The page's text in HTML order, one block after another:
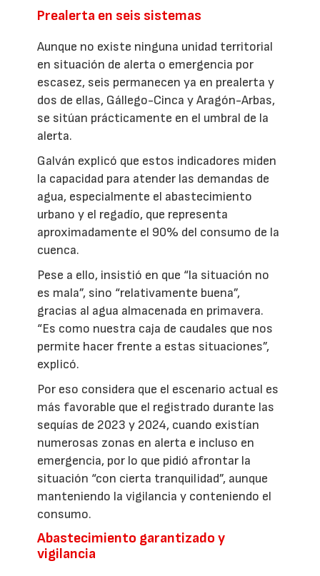
Prealerta en seis sistemas
Aunque no existe ninguna unidad territorial
en situación de alerta o emergencia por
escasez, seis permanecen ya en prealerta y
dos de ellas, Gállego-Cinca y Aragón-Arbas,
se sitúan prácticamente en el umbral de la
alerta.
Galván explicó que estos indicadores miden
la capacidad para atender las demandas de
agua, especialmente el abastecimiento
urbano y el regadío, que representa
aproximadamente el 90% del consumo de la
cuenca.
Pese a ello, insistió en que “la situación no
es mala”, sino “relativamente buena”,
gracias al agua almacenada en primavera.
“Es como nuestra caja de caudales que nos
permite hacer frente a estas situaciones”,
explicó.
Por eso considera que el escenario actual es
más favorable que el registrado durante las
sequías de 2023 y 2024, cuando existían
numerosas zonas en alerta e incluso en
emergencia, por lo que pidió afrontar la
situación “con cierta tranquilidad”, aunque
manteniendo la vigilancia y conteniendo el
consumo.
Abastecimiento garantizado y
vigilancia